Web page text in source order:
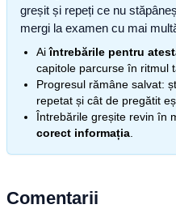
greșit și repeți ce nu
mergi la examen cu mai
Aiîntrebările pentru
capitole parcurse în ritmul
Progresul rămâne salvat:
repetat și cât de pregătit
Întrebările greșite revin în
corect informația
Comentarii